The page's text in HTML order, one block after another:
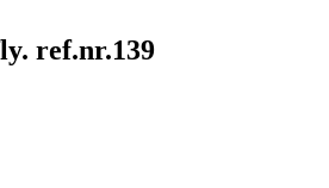
ref.nr.139